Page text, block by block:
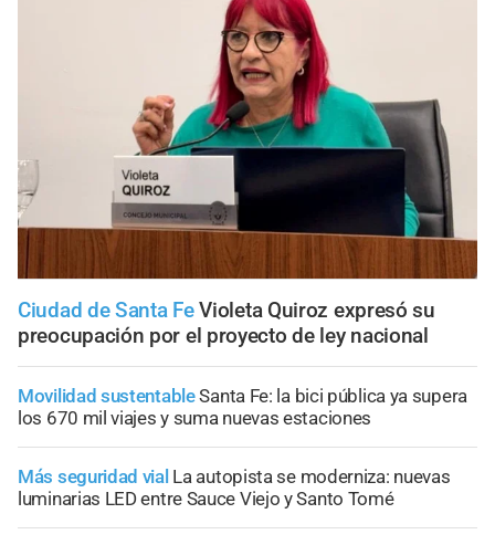
Ciudad de Santa Fe Violeta Quiroz expresó su
preocupación por el proyecto de ley nacional
Movilidad sustentableSanta Fe: la bici pública ya supera
los 670 mil viajes y suma nuevas estaciones
Más seguridad vial La autopista se moderniza: nuevas
luminarias LED entre Sauce Viejo y Santo Tomé